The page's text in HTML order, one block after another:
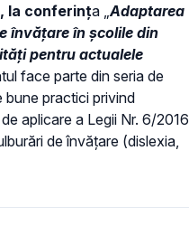
la conferinţa „ Adaptarea
învățare în școlile din
pentru actualele
face parte din seria de
bune practici privind
aplicare a Legii Nr. 6/2016
de învățare (dislexia,